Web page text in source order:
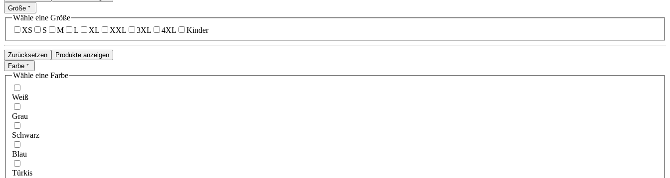
Größe
Wähle eine Größe
XS
S M L XL XXL 3XL 4XL Kinder
Zurücksetzen
Produkte anzeigen
Farbe
Wähle eine Farbe
Weiß
Grau
Schwarz
Blau
Türkis